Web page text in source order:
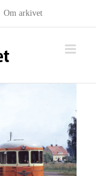
Om arkivet